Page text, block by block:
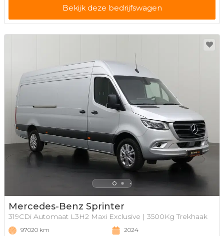
Bekijk deze bedrijfswagen
Mercedes-Benz Sprinter
319CDi Automaat L3H2 Maxi Exclusive | 3500Kg Trekhaak
97020 km
2024